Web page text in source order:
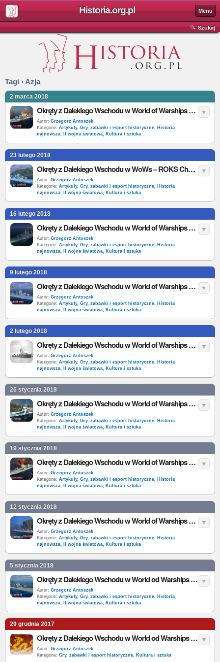
Historia.org.pl Menu
Szukaj
Tagi › Azja
2 marca 2018
Okręty z Dalekiego Wschodu w World of Warships – ROCS Yueyang
Autor: Grzegorz Antoszek
Kategorie: Artykuły, Gry, zabawki i esport historyczne, Historia
najnowsza, II wojna światowa, Kultura i sztuka
23 lutego 2018
Okręty z Dalekiego Wschodu w WoWs – ROKS Chung Mu
Autor: Grzegorz Antoszek
Kategorie: Artykuły, Gry, zabawki i esport historyczne, Historia
najnowsza, II wojna światowa, Kultura i sztuka
16 lutego 2018
Okręty z Dalekiego Wschodu w World of Warships – ROCS Loyang
Autor: Grzegorz Antoszek
Kategorie: Artykuły, Gry, zabawki i esport historyczne, Historia
najnowsza, II wojna światowa, Kultura i sztuka
9 lutego 2018
Okręty z Dalekiego Wschodu w World of Warships – ROCS Hsienyang
Autor: Grzegorz Antoszek
Kategorie: Artykuły, Gry, zabawki i esport historyczne, Historia
najnowsza, II wojna światowa, Kultura i sztuka
2 lutego 2018
Okręty z Dalekiego Wschodu w World of Warships – KRI Gadjah Mada
Autor: Grzegorz Antoszek
Kategorie: Artykuły, Gry, zabawki i esport historyczne, Historia
najnowsza, II wojna światowa, Kultura i sztuka
26 stycznia 2018
Okręty z Dalekiego Wschodu w World of Warships – CNS Fushun i Anshan
Autor: Grzegorz Antoszek
Kategorie: Artykuły, Gry, zabawki i esport historyczne, Historia
najnowsza, II wojna światowa, Kultura i sztuka
19 stycznia 2018
Okręty z Dalekiego Wschodu w World of Warships – ROCS Shenyang
Autor: Grzegorz Antoszek
Kategorie: Artykuły, Gry, zabawki i esport historyczne, Historia
najnowsza, II wojna światowa, Kultura i sztuka
12 stycznia 2018
Okręty z Dalekiego Wschodu w World of Warships – HTMS Phra Ruang
Autor: Grzegorz Antoszek
Kategorie: Artykuły, Gry, zabawki i esport historyczne, Historia
najnowsza, II wojna światowa, Kultura i sztuka
5 stycznia 2018
Okręty z Dalekiego Wschodu w World od Warships – ROCS Chengan
Autor: Grzegorz Antoszek
Kategorie: Artykuły, Gry, zabawki i esport historyczne, Historia
najnowsza, II wojna światowa, Kultura i sztuka
29 grudnia 2017
Okręty z Dalekiego Wschodu w World od Warships – wprowadzenie
Autor: Grzegorz Antoszek
Kategorie: Gry, zabawki i esport historyczne, Kultura i sztuka